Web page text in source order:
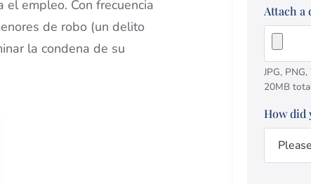
empleo. Con frecuencia
de robo (un delito
la condena de su
Attach a
JPG,
20MB
How did